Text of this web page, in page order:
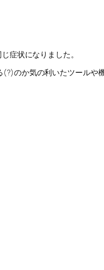
症状になりました。
のか気の利いたツールや